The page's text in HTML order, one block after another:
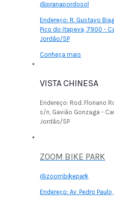
@pranapordosol
Endereço: R. Gustavo
Pico do Itapeva, 7900 -
Jordão/SP
Conheça mais
VISTA CHINESA
Endereço: Rod. Floriano
s/n, Gavião Gonzaga -
Jordão/SP
ZOOM BIKE PARK
@zoombikepark
Endereço: Av. Pedro